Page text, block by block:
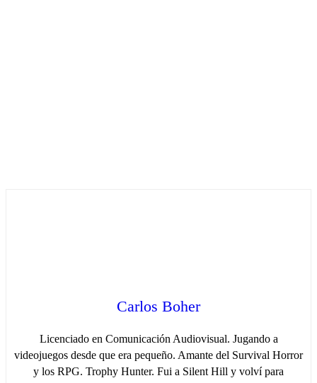
Carlos Boher
Licenciado en Comunicación Audiovisual. Jugando a
videojuegos desde que era pequeño. Amante del Survival Horror
y los RPG. Trophy Hunter. Fui a Silent Hill y volví para